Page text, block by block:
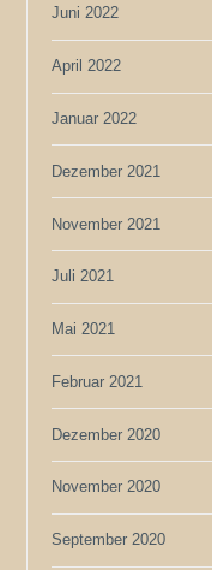
Juni 2022
April 2022
Januar 2022
Dezember 2021
November 2021
Juli 2021
Mai 2021
Februar 2021
Dezember 2020
November 2020
September 2020